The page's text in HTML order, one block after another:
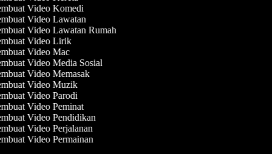
Video Komedi
Video Lawatan
Video Lawatan Rumah
Video Lirik
Video Mac
Video Media Sosial
Video Memasak
Video Muzik
Video Parodi
Video Peminat
Video Pendidikan
Video Perjalanan
Video Permainan